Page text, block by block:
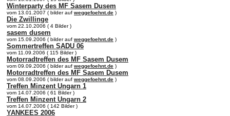
Winterparty des MF Sasem Dusem
vom 13.01.2007 ( bilder auf weggefoehnt.de )
Die Zwillinge
vom 22.10.2006 ( 4 Bilder )
sasem dusem
vom 15.09.2006 ( bilder auf weggefoehnt.de )
Sommertreffen SADU 06
vom 11.09.2006 ( 115 Bilder )
Motorradtreffen des MF Sasem Dusem
vom 09.09.2006 ( bilder auf weggefoehnt.de )
Motorradtreffen des MF Sasem Dusem
vom 08.09.2006 ( bilder auf weggefoehnt.de )
Treffen Minzent Ungarn 1
vom 14.07.2006 ( 61 Bilder )
Treffen Minzent Ungarn 2
vom 14.07.2006 ( 142 Bilder )
YANKEES 2006